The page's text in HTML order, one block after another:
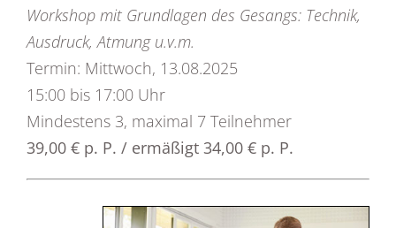
Workshop mit Grundlagen des Gesangs: Technik,
Ausdruck, Atmung u.v.m.
Termin: Mittwoch, 13.08.2025
15:00 bis 17:00 Uhr
Mindestens 3, maximal 7 Teilnehmer
39,00 € p. P. / ermäßigt 34,00 € p. P.